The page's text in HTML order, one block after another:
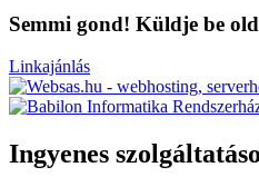
Semmi gond! Küldje be
Linkajánlás
Ingyenes